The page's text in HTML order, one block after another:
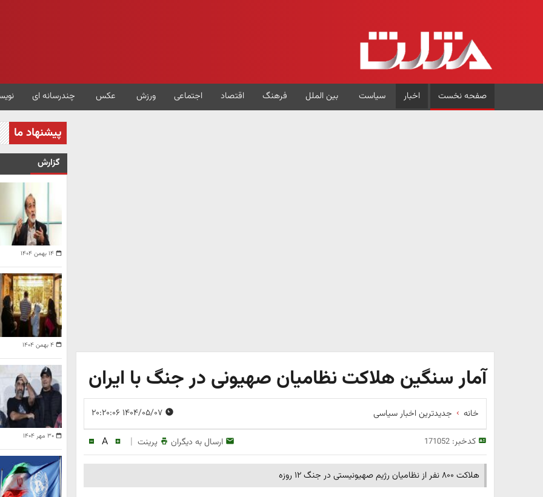
صفحه نخست اخبار سیاست بین الملل فرهنگ اقتصاد اجتماعی ورزش عکس چندرسانه ای
آمار سنگین هلاکت نظامیان صهیونی در جنگ با ایران
خانه جدیدترین اخبار سیاسی
کدخبر:171052 ارسال به دیگران پرینت |
A
هلاکت ۸۰۰ نفر از نظامیان رژیم صهیونیستی در جنگ ۱۲ روزه
پیشنهاد ما
گزارش
۱۴ بهمن ۱۴۰۴
۴ بهمن ۱۴۰۴
۳۰ مهر ۱۴۰۴